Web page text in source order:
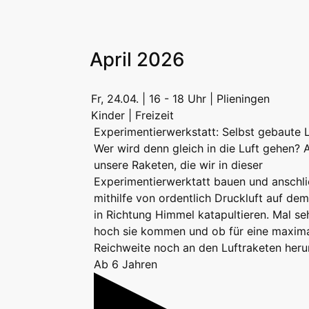
April 2026
Fr, 24.04. | 16 - 18 Uhr | Plieningen
Kinder | Freizeit
Experimentierwerkstatt: Selbst gebaute
Wer wird denn gleich in die Luft gehen?
unsere Raketen, die wir in dieser
Experimentierwerktatt bauen und
mithilfe von ordentlich Druckluft auf
in Richtung Himmel katapultieren. Mal
hoch sie kommen und ob für eine
Reichweite noch an den Luftraketen
Ab 6 Jahren